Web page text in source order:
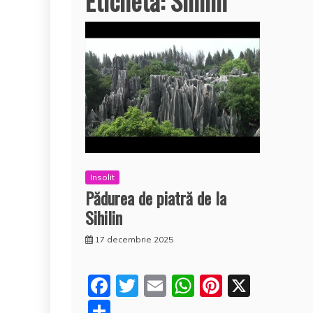
Insolit
Pădurea de piatră de la
Sihilin
17 decembrie 2025
F
T
E
W Pi